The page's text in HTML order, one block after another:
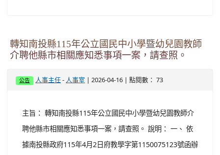
轉知南投縣115年公立國民中小學暨幼兒園教師
介聘他縣市相關應知悉事項一案，請查照。
公告 人事主任 - 人事室 | 2026-04-16 | 點閱數： 73
主旨： 轉知南投縣115年公立國民中小學暨幼兒園教師介
聘他縣市相關應知悉事項一案，請查照。 說明： 一、 依
據南投縣政府115年4月2日府教學字第1150075123號函辦